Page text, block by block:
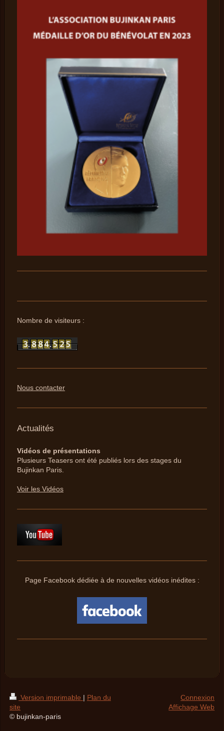
Nombre de visiteurs :
Nous contacter
Actualités
Vidéos de présentations
Plusieurs Teasers ont été publiés lors des stages du
Bujinkan Paris.
Voir les Vidéos
Page Facebook dédiée à de nouvelles vidéos inédites :
Version imprimable | Plan du
site
© bujinkan-paris
Connexion
Affichage Web